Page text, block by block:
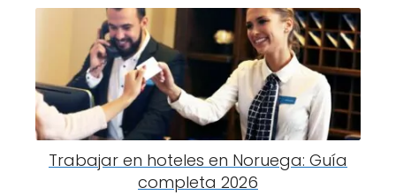
Trabajar en hoteles en Noruega: Guía
completa 2026